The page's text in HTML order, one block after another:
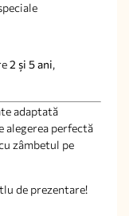
2 și 5 ani,
adaptată
alegerea perfectă
zâmbetul pe
de prezentare!